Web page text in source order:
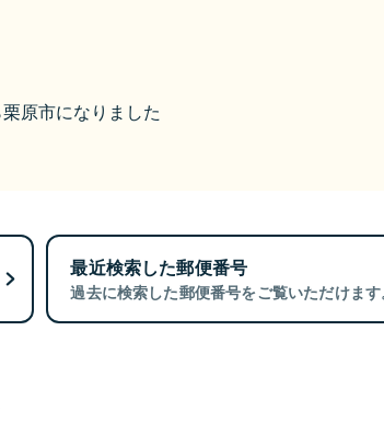
原市になりました
最近検索した郵便番号
過去に検索した郵便番号をご覧いただけます